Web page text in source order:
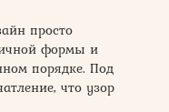
просто
формы и
порядке. Под
что узор